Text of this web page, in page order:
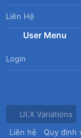
Liên Hệ
User Menu
Login
UI.X Variations
Liên hệ
Quy định